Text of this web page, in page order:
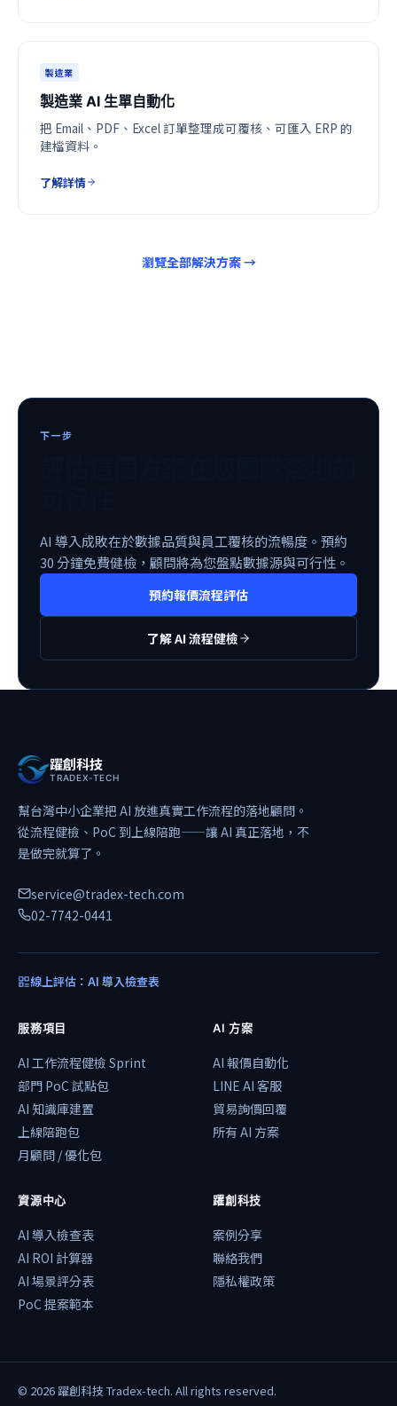
製造業
製造業 AI 生單自動化
把 Email、PDF、Excel 訂單整理成可覆核、可匯入 ERP 的
建檔資料。
了解詳情
瀏覽全部解決方案 →
下一步
AI 導入成敗在於數據品質與員工覆核的流暢度。預約
30 分鐘免費健檢，顧問將為您盤點數據源與可行性。
預約報價流程評估
了解 AI 流程健檢
躍創科技
TRADEX-TECH
幫台灣中小企業把 AI 放進真實工作流程的落地顧問。
從流程健檢、PoC 到上線陪跑——讓 AI 真正落地，不
是做完就算了。
service@tradex-tech.com
02-7742-0441
線上評估：AI 導入檢查表
服務項目
AI 工作流程健檢 Sprint
部門 PoC 試點包
AI 知識庫建置
上線陪跑包
月顧問 / 優化包
AI 方案
AI 報價自動化
LINE AI 客服
貿易詢價回覆
所有 AI 方案
資源中心
AI 導入檢查表
AI ROI 計算器
AI 場景評分表
PoC 提案範本
躍創科技
案例分享
聯絡我們
隱私權政策
© 2026 躍創科技 Tradex-tech. All rights reserved.